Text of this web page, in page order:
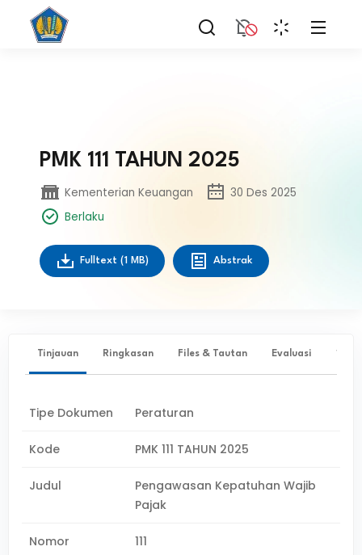
PMK 111 TAHUN 2025
Kementerian Keuangan
30 Des 2025
Berlaku
Fulltext (1 MB) Abstrak
Tinjauan Ringkasan Files & Tautan Evaluasi ✨
Tipe Dokumen Peraturan
Kode PMK 111 TAHUN 2025
Judul
Pengawasan Kepatuhan Wajib
Pajak
Nomor 111